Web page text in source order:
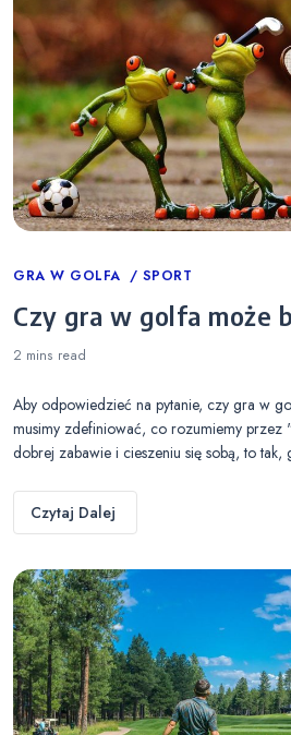
Categories
GRA W GOLFA SPORT
Czy gra w golfa może
2 mins read
Aby odpowiedzieć na pytanie, czy gra w
musimy zdefiniować, co rozumiemy przez
dobrej zabawie i cieszeniu się sobą, to
Czytaj Dalej